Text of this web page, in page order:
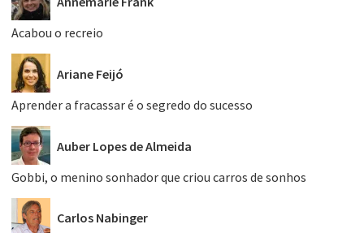
Acabou o recreio
Ariane Feijó
Aprender a fracassar é o segredo do sucesso
Auber Lopes de Almeida
Gobbi, o menino sonhador que criou carros de sonhos
Carlos Nabinger